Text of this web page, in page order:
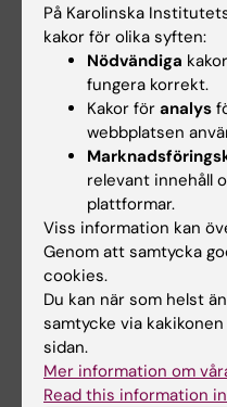
Hade du nytta av
Yes
No
Innehållsgranskare:
Andrew Maunder
Redaktör:Markus Emas
Sidan uppdaterad:
Dela
På Karolinska
kakor för olika syften:
Nödvändiga
fungera korrekt.
Kakor för analys
webbplatsen
relevant innehåll
plattformar.
Viss information kan
Genom att samtycka
cookies.
Du kan när som helst
samtycke via
sidan.
Mer information om
Read this information